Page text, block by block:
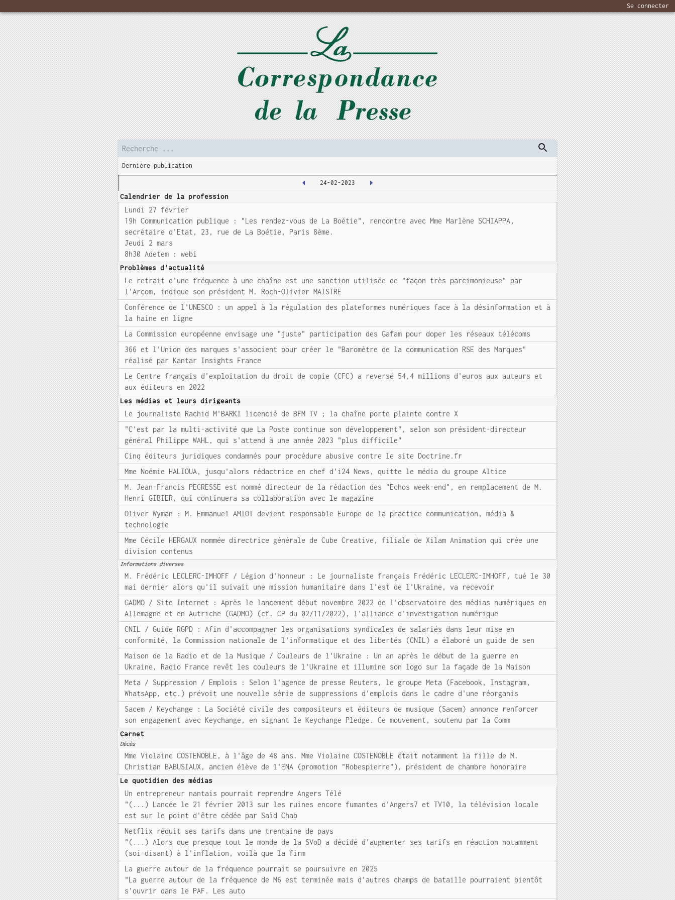
Se connecter
Dernière publication
24-02-2023
Calendrier de la profession
Lundi 27 février
19h Communication publique : "Les rendez-vous de La Boétie", rencontre avec Mme Marlène SCHIAPPA,
secrétaire d'Etat, 23, rue de La Boétie, Paris 8ème.
Jeudi 2 mars
8h30 Adetem : webi
Problèmes d'actualité
Le retrait d'une fréquence à une chaîne est une sanction utilisée de "façon très parcimonieuse" par
l'Arcom, indique son président M. Roch-Olivier MAISTRE
Conférence de l'UNESCO : un appel à la régulation des plateformes numériques face à la désinformation et à
la haine en ligne
La Commission européenne envisage une "juste" participation des Gafam pour doper les réseaux télécoms
366 et l'Union des marques s'associent pour créer le "Baromètre de la communication RSE des Marques"
réalisé par Kantar Insights France
Le Centre français d'exploitation du droit de copie (CFC) a reversé 54,4 millions d'euros aux auteurs et
aux éditeurs en 2022
Les médias et leurs dirigeants
Le journaliste Rachid M'BARKI licencié de BFM TV ; la chaîne porte plainte contre X
"C'est par la multi-activité que La Poste continue son développement", selon son président-directeur
général Philippe WAHL, qui s'attend à une année 2023 "plus difficile"
Cinq éditeurs juridiques condamnés pour procédure abusive contre le site Doctrine.fr
Mme Noémie HALIOUA, jusqu'alors rédactrice en chef d'i24 News, quitte le média du groupe Altice
M. Jean-Francis PECRESSE est nommé directeur de la rédaction des "Echos week-end", en remplacement de M.
Henri GIBIER, qui continuera sa collaboration avec le magazine
Oliver Wyman : M. Emmanuel AMIOT devient responsable Europe de la practice communication, média &
technologie
Mme Cécile HERGAUX nommée directrice générale de Cube Creative, filiale de Xilam Animation qui crée une
division contenus
Informations diverses
M. Frédéric LECLERC-IMHOFF / Légion d'honneur : Le journaliste français Frédéric LECLERC-IMHOFF, tué le 30
mai dernier alors qu'il suivait une mission humanitaire dans l'est de l'Ukraine, va recevoir
GADMO / Site Internet : Après le lancement début novembre 2022 de l'observatoire des médias numériques en
Allemagne et en Autriche (GADMO) (cf. CP du 02/11/2022), l'alliance d'investigation numérique
CNIL / Guide RGPD : Afin d'accompagner les organisations syndicales de salariés dans leur mise en
conformité, la Commission nationale de l'informatique et des libertés (CNIL) a élaboré un guide de sen
Maison de la Radio et de la Musique / Couleurs de l'Ukraine : Un an après le début de la guerre en
Ukraine, Radio France revêt les couleurs de l'Ukraine et illumine son logo sur la façade de la Maison
Meta / Suppression / Emplois : Selon l'agence de presse Reuters, le groupe Meta (Facebook, Instagram,
WhatsApp, etc.) prévoit une nouvelle série de suppressions d'emplois dans le cadre d'une réorganis
Sacem / Keychange : La Société civile des compositeurs et éditeurs de musique (Sacem) annonce renforcer
son engagement avec Keychange, en signant le Keychange Pledge. Ce mouvement, soutenu par la Comm
Carnet
Décès
Mme Violaine COSTENOBLE, à l'âge de 48 ans. Mme Violaine COSTENOBLE était notamment la fille de M.
Christian BABUSIAUX, ancien élève de l'ENA (promotion "Robespierre"), président de chambre honoraire
Le quotidien des médias
Un entrepreneur nantais pourrait reprendre Angers Télé
"(...) Lancée le 21 février 2013 sur les ruines encore fumantes d'Angers7 et TV10, la télévision locale
est sur le point d'être cédée par Saïd Chab
Netflix réduit ses tarifs dans une trentaine de pays
"(...) Alors que presque tout le monde de la SVoD a décidé d'augmenter ses tarifs en réaction notamment
(soi-disant) à l'inflation, voilà que la firm
La guerre autour de la fréquence pourrait se poursuivre en 2025
"La guerre autour de la fréquence de M6 est terminée mais d'autres champs de bataille pourraient bientôt
s'ouvrir dans le PAF. Les auto